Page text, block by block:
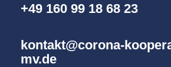
+49 160 99 18 68 23
kontakt@corona-
mv.de